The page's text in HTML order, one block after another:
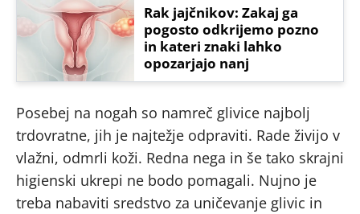
Rak jajčnikov: Zakaj ga
pogosto odkrijemo pozno
in kateri znaki lahko
opozarjajo nanj
Posebej na nogah so namreč glivice najbolj
trdovratne, jih je najtežje odpraviti. Rade živijo v
vlažni, odmrli koži. Redna nega in še tako skrajni
higienski ukrepi ne bodo pomagali. Nujno je
treba nabaviti sredstvo za uničevanje glivic in